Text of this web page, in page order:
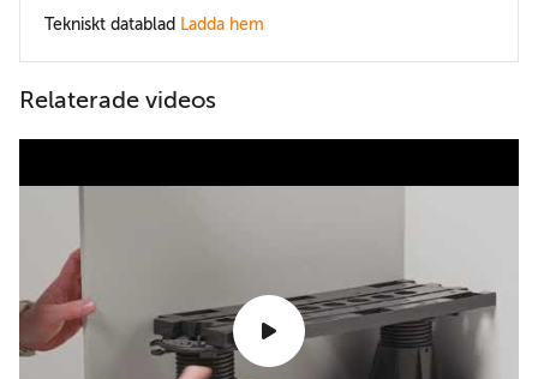
Tekniskt datablad Ladda hem
Relaterade videos